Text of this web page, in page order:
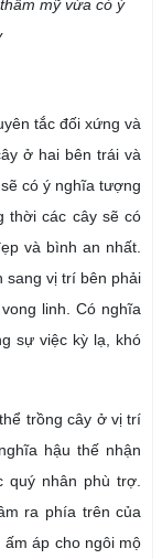
mỹ vừa có ý
tắc đối xứng và
ở hai bên trái và
có ý nghĩa tượng
thời các cây sẽ có
và bình an nhất.
sang vị trí bên phải
linh. Có nghĩa
sự việc kỳ lạ, khó
trồng cây ở vị trí
hậu thế nhận
quý nhân phù trợ.
ra phía trên của
áp cho ngôi mộ